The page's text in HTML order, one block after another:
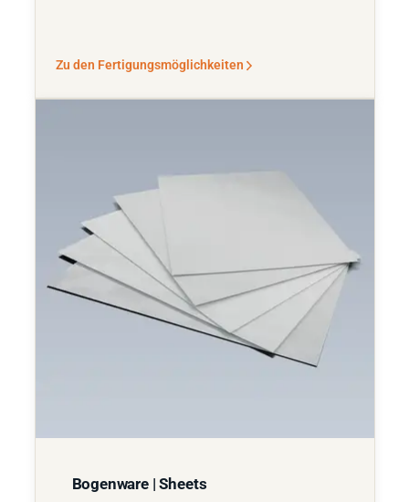
Zu den Fertigungsmöglichkeiten
Bogenware | Sheets